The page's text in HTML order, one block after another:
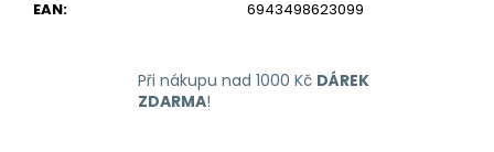
EAN: 6943498623099
Při nákupu nad 1000 Kč DÁREK
ZDARMA!